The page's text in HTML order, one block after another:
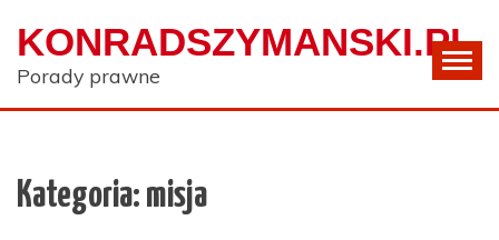
content
KONRADSZYMANSKI.PL
Porady prawne
Kategoria: misja